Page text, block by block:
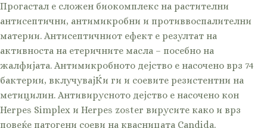
Прогастал е сложен биокомплекс на растителни
антисептични, антимикробни и противвоспалителни
материи. Антисептичниот ефект е резултат на
активноста на етеричните масла – посебно на
жалфијата. Антимикробното дејство е насочено врз 74
бактерии, вклучувајЌи ги и соевите резистентни на
метицилин. Антивирусното дејство е насочено кон
Herpes Simplex и Herpes zoster вирусите како и врз
повеќе патогени соеви на квасницата Candida.